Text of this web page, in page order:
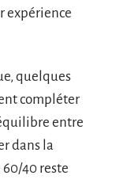
expérience
quelques
compléter
entre
dans la
60/40 reste